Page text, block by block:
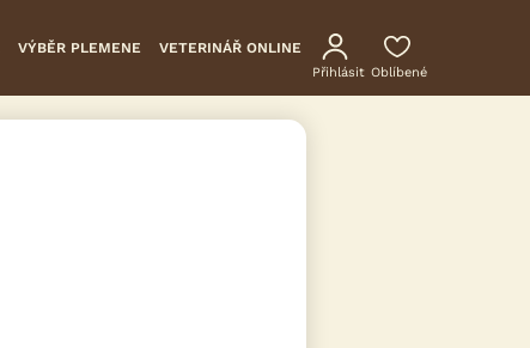
VÝBĚR PLEMENE VETERINÁŘ ONLINE
Přihlásit Oblíbené